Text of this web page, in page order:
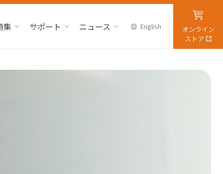
集 サポート ニュース English
オンライン
ストア